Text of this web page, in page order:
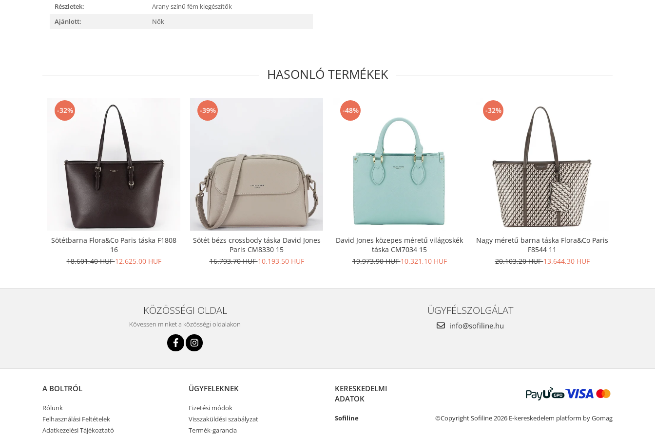
Részletek:
Arany színű fém kiegészítők
Ajánlott:
Nők
HASONLÓ TERMÉKEK
-32%
Sötétbarna Flora&Co Paris táska F1808
16
18.601,40 HUF12.625,00 HUF
-39%
Sötét bézs crossbody táska David Jones
Paris CM8330 15
16.793,70 HUF10.193,50 HUF
-48%
David Jones közepes méretű világoskék
táska CM7034 15
19.973,90 HUF10.321,10 HUF
-32%
Nagy méretű barna táska Flora&Co Paris
F8544 11
20.103,20 HUF13.644,30 HUF
KÖZÖSSÉGI OLDAL
Kövessen minket a közösségi oldalakon
ÜGYFÉLSZOLGÁLAT
info@sofiline.hu
A BOLTRÓL
Rólunk
Felhasználási Feltételek
Adatkezelési Tájékoztató
ÜGYFELEKNEK
Fizetési módok
Visszaküldési szabályzat
Termék-garancia
KERESKEDELMI
ADATOK
Sofiline ©Copyright Sofiline 2026 E-kereskedelem platform by Gomag